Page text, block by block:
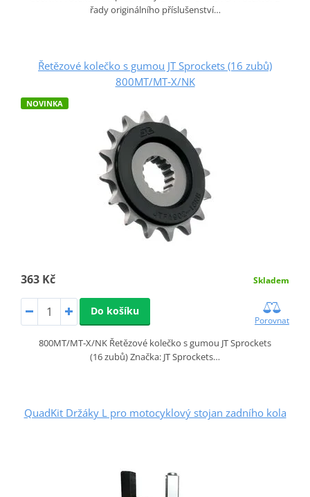
řady originálního příslušenství…
Řetězové kolečko s gumou JT Sprockets (16 zubů)
800MT/MT‑X/NK
NOVINKA
363 Kč Skladem
Do košíku
Porovnat
800MT/MT‑X/NK Řetězové kolečko s gumou JT Sprockets
(16 zubů) Značka: JT Sprockets…
QuadKit Držáky L pro motocyklový stojan zadního kola